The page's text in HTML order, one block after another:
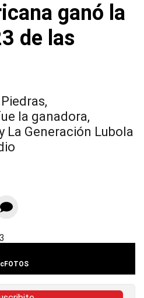
ganó la
de las
la ganadora,
La Generación Lubola